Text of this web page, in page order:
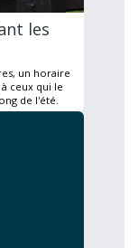
les
un horaire
ceux qui le
de l'été.